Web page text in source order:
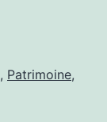
, Patrimoine,